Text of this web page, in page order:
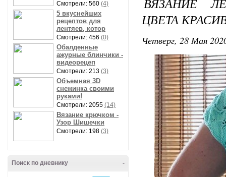
Смотрели: 560 (4)
5 вкуснейших
рецептов для
лентяев, котор
Смотрели: 456 (0)
Обалденные
ажурные блинчики -
видеорецеп
Смотрели: 213 (3)
Объемная 3D
снежинка своими
руками!
Смотрели: 2055 (14)
Вязание крючком -
Узор Шишечки
Смотрели: 198 (3)
-
Поиск по дневнику
ЦВЕТА
Четверг, 28 Мая